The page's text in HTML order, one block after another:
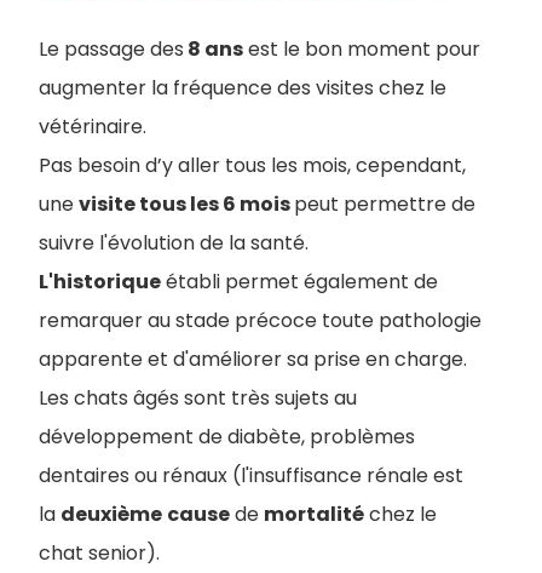
Le passage des 8 ansest le bon moment pour
augmenter la fréquence des visites chez le
vétérinaire.
Pas besoin d’y aller tous les mois, cependant,
unevisite tous les 6 moispeut permettre de
suivre l'évolution de la santé.
L'historiqueétabli permet également de
remarquer au stade précoce toute pathologie
apparente et d'améliorer sa prise en charge.
Les chats âgés sont très sujets au
développement de diabète, problèmes
dentaires ou rénaux (l'insuffisance rénale est
la deuxième causede mortalitéchez le
chat senior).